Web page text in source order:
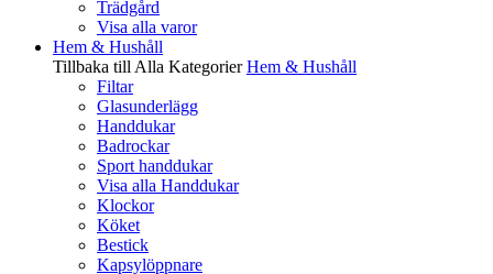
Trädgård
Visa alla varor
Hem & Hushåll
Tillbaka till Alla Kategorier Hem & Hushåll
Filtar
Glasunderlägg
Handdukar
Badrockar
Sport handdukar
Visa alla Handdukar
Klockor
Köket
Bestick
Kapsylöppnare